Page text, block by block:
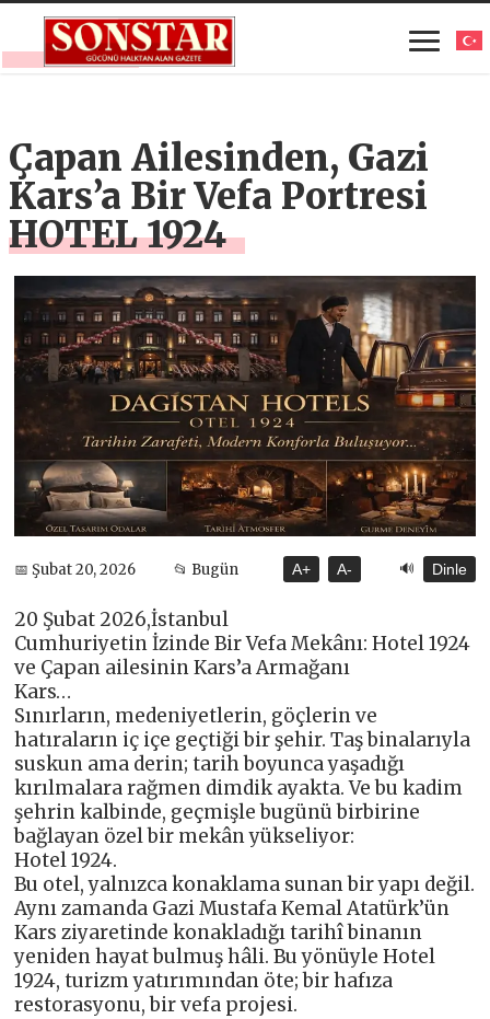
Çapan Ailesinden, Gazi
Kars’a Bir Vefa Portresi
HOTEL 1924
📅 Şubat 20, 2026 📂 Bugün A+ A- 🔊 Dinle
20 Şubat 2026,İstanbul
Cumhuriyetin İzinde Bir Vefa Mekânı: Hotel 1924
ve Çapan ailesinin Kars’a Armağanı
Kars…
Sınırların, medeniyetlerin, göçlerin ve
hatıraların iç içe geçtiği bir şehir. Taş binalarıyla
suskun ama derin; tarih boyunca yaşadığı
kırılmalara rağmen dimdik ayakta. Ve bu kadim
şehrin kalbinde, geçmişle bugünü birbirine
bağlayan özel bir mekân yükseliyor:
Hotel 1924.
Bu otel, yalnızca konaklama sunan bir yapı değil.
Aynı zamanda Gazi Mustafa Kemal Atatürk’ün
Kars ziyaretinde konakladığı tarihî binanın
yeniden hayat bulmuş hâli. Bu yönüyle Hotel
1924, turizm yatırımından öte; bir hafıza
restorasyonu, bir vefa projesi.